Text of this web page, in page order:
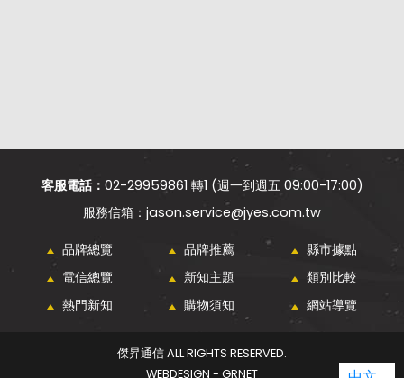
客服電話： 02-29959861 轉1 (週一到週五 09:00-17:00)
jason.service@jyes.com.tw
品牌總覽 品牌推薦
縣市據點
電信總覽
新知主題
類別比較
熱門新知
購物須知 網站導覽
傑昇通信 ALL RIGHTS RESERVED.
WEBDESIGN - GRNET